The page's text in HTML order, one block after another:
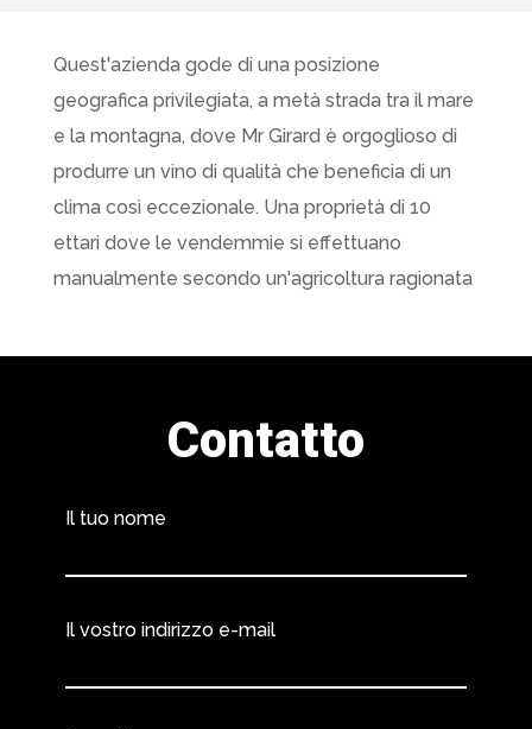
Quest'azienda gode di una posizione
geografica privilegiata, a metà strada tra il mare
e la montagna, dove Mr Girard è orgoglioso di
produrre un vino di qualità che beneficia di un
clima così eccezionale. Una proprietà di 10
ettari dove le vendemmie si effettuano
manualmente secondo un'agricoltura ragionata
Contatto
Il tuo nome
Il vostro indirizzo e-mail